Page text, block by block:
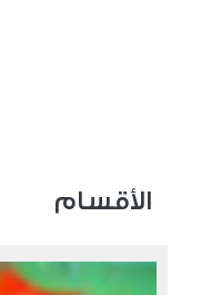
الأقسام